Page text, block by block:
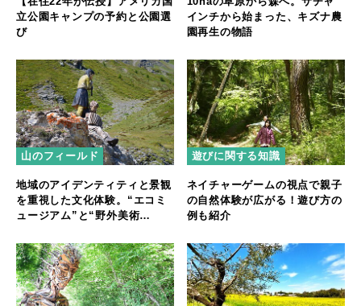
立公園キャンプの予約と公園選
び
インチから始まった、キズナ農
園再生の物語
山のフィールド
地域のアイデンティティと景観
を重視した文化体験。“エコミ
ュージアム”と“野外美術
遊びに関する知識
ネイチャーゲームの視点で親子
の自然体験が広がる！遊び方の
例も紹介